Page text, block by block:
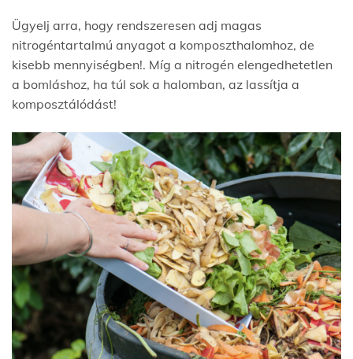
Ügyelj arra, hogy rendszeresen adj magas
nitrogéntartalmú anyagot a komposzthalomhoz, de
kisebb mennyiségben!. Míg a nitrogén elengedhetetlen
a bomláshoz, ha túl sok a halomban, az lassítja a
komposztálódást!